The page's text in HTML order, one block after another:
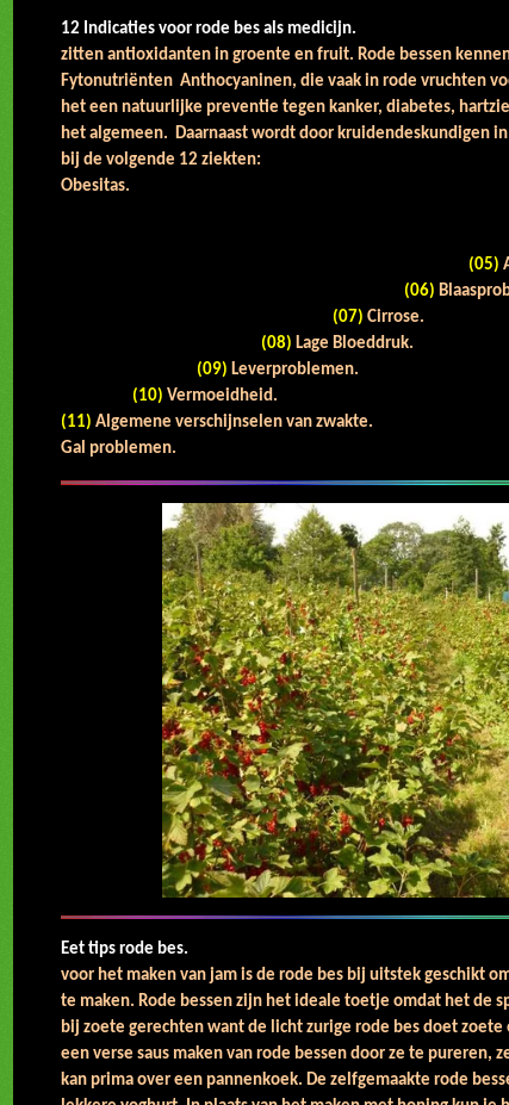
12 Indicaties voor rode
zitten antioxidanten in groente en fruit. Rode bessen
Fytonutriënten Anthocyaninen, die vaak in rode vruchten
het een natuurlijke preventie tegen kanker, diabetes,
het algemeen. Daarnaast wordt door kruidendeskundigen
bij de volgende
(05)
(06)
(07)
(08) Lage
(09)
(10)
(11) Algemene
Gal problemen.
Eet tips
voor het maken van jam is de rode bes bij uitstek geschikt
te maken. Rode bessen zijn het ideale toetje omdat het de
bij zoete gerechten want de licht zurige rode bes doet
een verse saus maken van rode bessen door ze te pureren,
kan prima over een pannenkoek. De zelfgemaakte rode